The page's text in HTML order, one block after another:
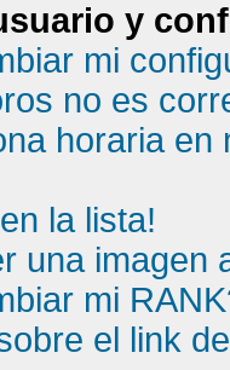
y
mi
no es
horaria
la lista!
una imagen
mi
el link